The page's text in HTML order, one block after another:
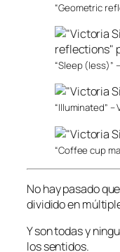
“Geometric
“Sleep (less)”
“Illuminated”
“Coffee cup
No hay pasado
dividido en
Y son todas y
los sentidos.